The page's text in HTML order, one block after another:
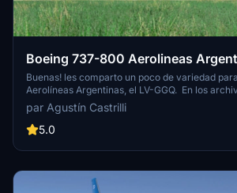
Boeing 737-800 Aerolineas
Buenas! les comparto un poco de variedad
Aerolíneas Argentinas, el LV-GGQ. En los archivos se encuentra el
.ptt para instalar en el Operation Center. Por
carpeta para que puedan instalar de forma
cabina del avión, ya que se me imposibilita a
de servicios ground de PMDG con los
par Agustín Castrilli
5.0